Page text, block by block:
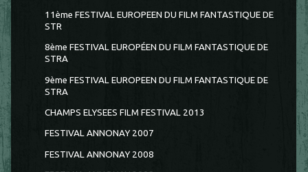
11ème FESTIVAL EUROPEEN DU FILM FANTASTIQUE DE
STR
8ème FESTIVAL EUROPÉEN DU FILM FANTASTIQUE DE
STRA
9ème FESTIVAL EUROPEEN DU FILM FANTASTIQUE DE
STRA
CHAMPS ELYSEES FILM FESTIVAL 2013
FESTIVAL ANNONAY 2007
FESTIVAL ANNONAY 2008